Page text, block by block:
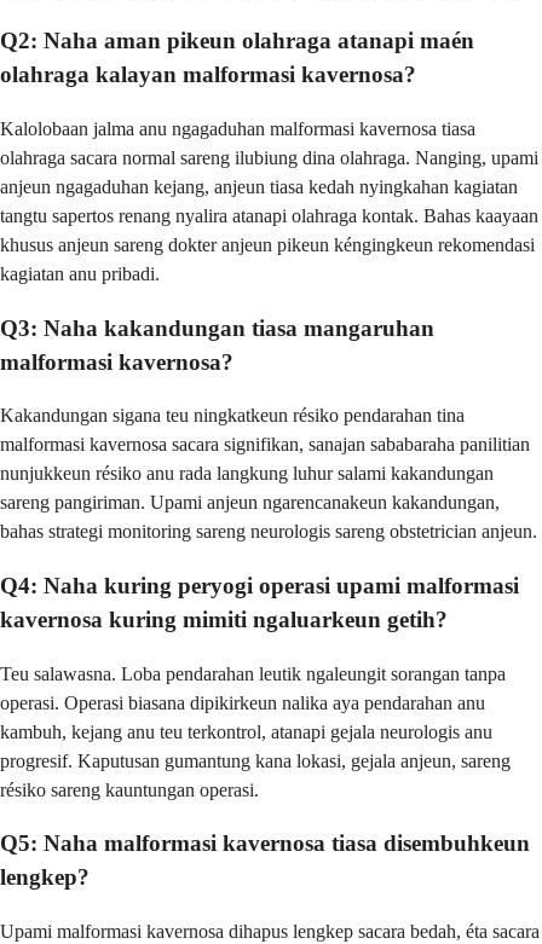
Q2: Naha aman pikeun olahraga atanapi maén
olahraga kalayan malformasi kavernosa?
Kalolobaan jalma anu ngagaduhan malformasi kavernosa tiasa
olahraga sacara normal sareng ilubiung dina olahraga. Nanging, upami
anjeun ngagaduhan kejang, anjeun tiasa kedah nyingkahan kagiatan
tangtu sapertos renang nyalira atanapi olahraga kontak. Bahas kaayaan
khusus anjeun sareng dokter anjeun pikeun kéngingkeun rekomendasi
kagiatan anu pribadi.
Q3: Naha kakandungan tiasa mangaruhan
malformasi kavernosa?
Kakandungan sigana teu ningkatkeun résiko pendarahan tina
malformasi kavernosa sacara signifikan, sanajan sababaraha panilitian
nunjukkeun résiko anu rada langkung luhur salami kakandungan
sareng pangiriman. Upami anjeun ngarencanakeun kakandungan,
bahas strategi monitoring sareng neurologis sareng obstetrician anjeun.
Q4: Naha kuring peryogi operasi upami malformasi
kavernosa kuring mimiti ngaluarkeun getih?
Teu salawasna. Loba pendarahan leutik ngaleungit sorangan tanpa
operasi. Operasi biasana dipikirkeun nalika aya pendarahan anu
kambuh, kejang anu teu terkontrol, atanapi gejala neurologis anu
progresif. Kaputusan gumantung kana lokasi, gejala anjeun, sareng
résiko sareng kauntungan operasi.
Q5: Naha malformasi kavernosa tiasa disembuhkeun
lengkep?
Upami malformasi kavernosa dihapus lengkep sacara bedah, éta sacara